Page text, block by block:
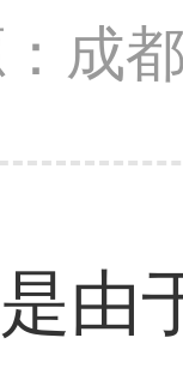
成
由